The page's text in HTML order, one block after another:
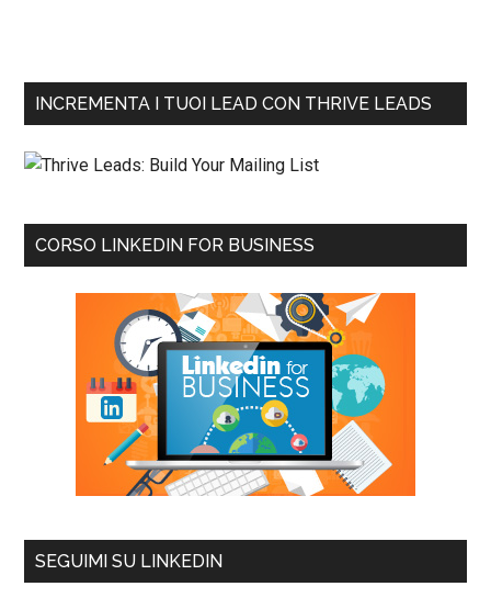
INCREMENTA I TUOI LEAD CON THRIVE LEADS
CORSO LINKEDIN FOR BUSINESS
SEGUIMI SU LINKEDIN